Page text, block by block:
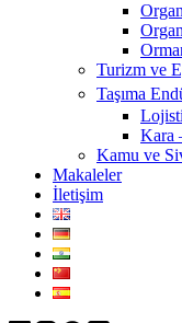
Turizm ve
Taşıma
Kara
Kamu ve
Makaleler
İletişim